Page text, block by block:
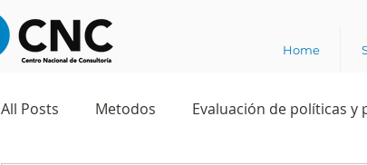
Home
All Posts Metodos Evaluación de políticas y